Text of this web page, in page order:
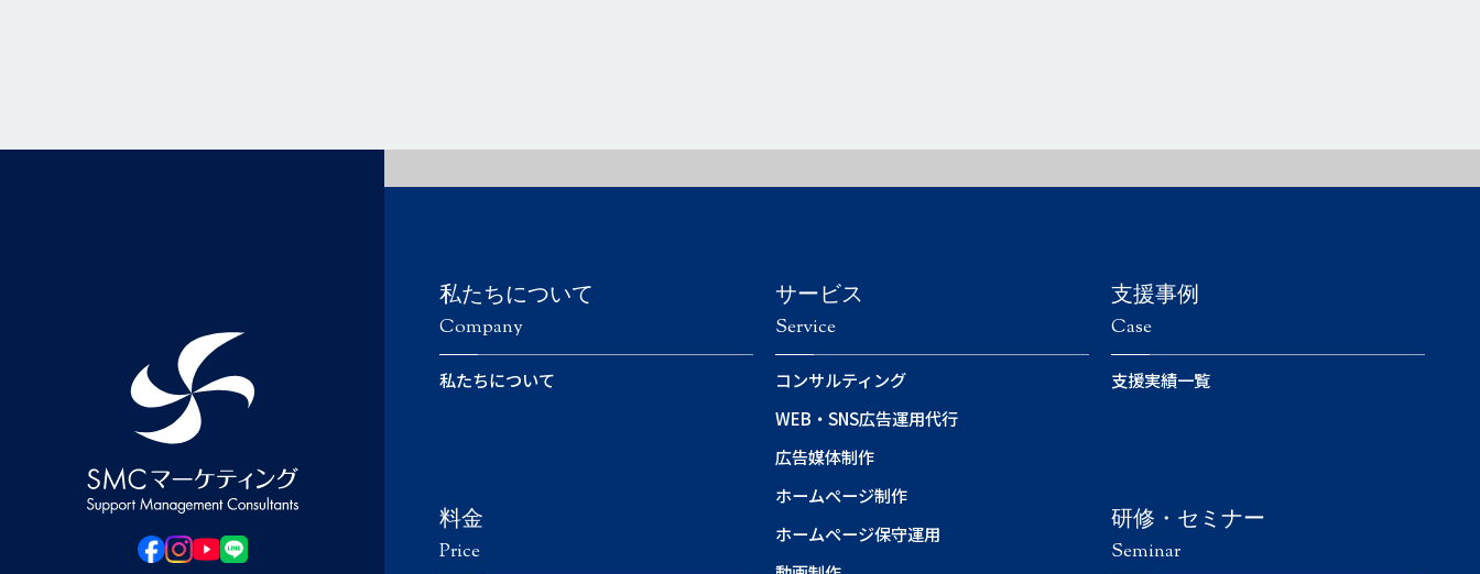
私たちについて
Company
私たちについて
サービス
Service
コンサルティング
WEB・SNS広告運用代行
広告媒体制作
ホームページ制作
ホームページ保守運用
支援事例
Case
支援実績一覧
料金
Price
研修・セミナー
Seminar